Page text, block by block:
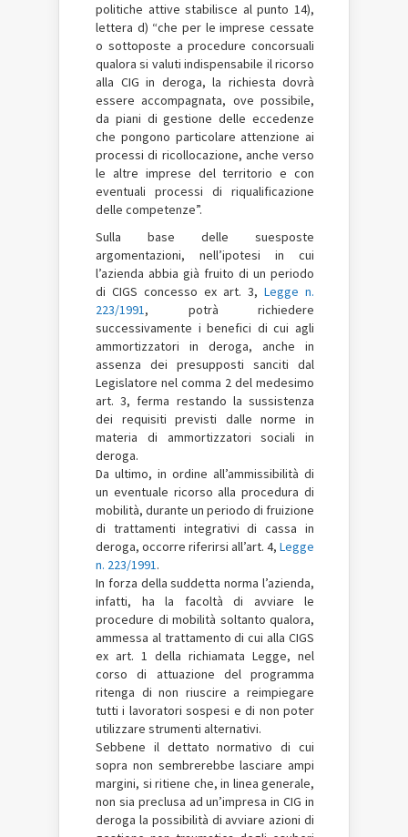
politiche attive stabilisce al punto 14),
lettera d) “che per le imprese cessate
o sottoposte a procedure concorsuali
qualora si valuti indispensabile il ricorso
alla CIG in deroga, la richiesta dovrà
essere accompagnata, ove possibile,
da piani di gestione delle eccedenze
che pongono particolare attenzione ai
processi di ricollocazione, anche verso
le altre imprese del territorio e con
eventuali processi di riqualificazione
delle competenze”.
Sulla base delle suesposte
argomentazioni, nell’ipotesi in cui
l’azienda abbia già fruito di un periodo
di CIGS concesso ex art. 3, Legge n.
223/1991, potrà richiedere
successivamente i benefici di cui agli
ammortizzatori in deroga, anche in
assenza dei presupposti sanciti dal
Legislatore nel comma 2 del medesimo
art. 3, ferma restando la sussistenza
dei requisiti previsti dalle norme in
materia di ammortizzatori sociali in
deroga.
Da ultimo, in ordine all’ammissibilità di
un eventuale ricorso alla procedura di
mobilità, durante un periodo di fruizione
di trattamenti integrativi di cassa in
deroga, occorre riferirsi all’art. 4, Legge
n. 223/1991.
In forza della suddetta norma l’azienda,
infatti, ha la facoltà di avviare le
procedure di mobilità soltanto qualora,
ammessa al trattamento di cui alla CIGS
ex art. 1 della richiamata Legge, nel
corso di attuazione del programma
ritenga di non riuscire a reimpiegare
tutti i lavoratori sospesi e di non poter
utilizzare strumenti alternativi.
Sebbene il dettato normativo di cui
sopra non sembrerebbe lasciare ampi
margini, si ritiene che, in linea generale,
non sia preclusa ad un’impresa in CIG in
deroga la possibilità di avviare azioni di